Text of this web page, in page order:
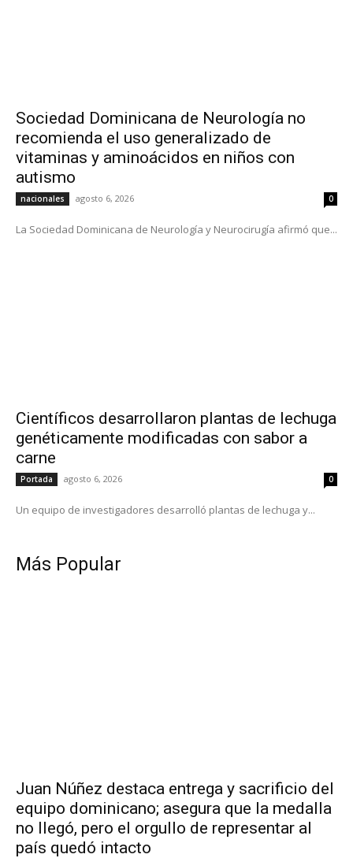
Sociedad Dominicana de Neurología no
recomienda el uso generalizado de
vitaminas y aminoácidos en niños con
autismo
nacionales agosto 6, 2026 0
La Sociedad Dominicana de Neurología y Neurocirugía afirmó que...
Científicos desarrollaron plantas de lechuga
genéticamente modificadas con sabor a
carne
Portada agosto 6, 2026 0
Un equipo de investigadores desarrolló plantas de lechuga y...
Más Popular
Juan Núñez destaca entrega y sacrificio del
equipo dominicano; asegura que la medalla
no llegó, pero el orgullo de representar al
país quedó intacto